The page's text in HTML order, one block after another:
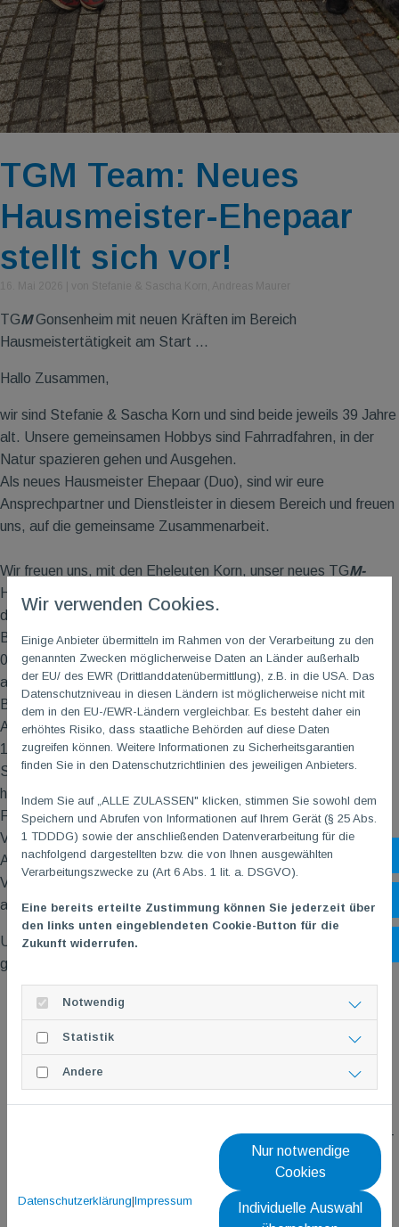
TGM Team: Neues
Hausmeister-Ehepaar
stellt sich vor!
TGMGonsenheim mit neuen Kräften im Bereich
Hausmeistertätigkeit am Start ...
Hallo Zusammen,
wir sind Stefanie & Sascha Korn und sind beide jeweils 39 Jahre
alt. Unsere gemeinsamen Hobbys sind Fahrradfahren, in der
Natur spazieren gehen und Ausgehen.
Als neues Hausmeister Ehepaar (Duo), sind wir eure
Ansprechpartner und Dienstleister in diesem Bereich und freuen
uns, auf die gemeinsame Zusammenarbeit.
Wir freuen uns, mit den Eheleuten Korn, unser neues TGM-
Hausmeister-Ehepaar in unserem TG
dürfen! Im Rahmen eines geringfügigen
Beschäftigungsverhältnisses ist Sascha Korn bereits Anfang
01/2025 als Unterstützung des bisherigen TGMHausmeisters
am Start gewesen. Seit 01.02.2026 wandelte sich dieses
Beschäftigungsverhältnis in eine Vollzeitstelle mit 30
Arbeitsstunden pro Monat. Er ist damit Nachfolger des in
11/2026 ausgeschiedenen Stelleninhabers.
Sascha Korn verfügt über ein sehr ausgeprägtes
handwerkliches Können, welches er als Angestellter einer
Fachfirma im Bereich Fenster- und Türenbau in der
Vergangenheit unter Beweis gestellt hat.
Ab 01.06.2026 wird ihn seine Frau, Stefanie Korn, welche in der
Vergangenheit bei der der Avony Gebäudeservice GbR
angestellt war, in unserer TGMunterstützen.
Um euch einen Einblick in die Tätigkeit unseres neuen Duo´s zu
geben, hier ein Auszug aus den wesentlichen Aufgaben:
Hauptverantwortung Foyer-Bereich
Reinigungsdienst & Reinhaltung von zum Objekt
gehörenden Fenstern, Wegen und Flächen
Schließdienst
Müllentsorgung
Kontrolle und Überwachung u.a. von Lüftungs-, Heizungs-
Durchführung von Sommer- und Winterdienstarbeiten
Durchführung von Kleinreparaturen und Wartungsarbeiten
Wir verwenden Cookies.
Einige Anbieter übermitteln im Rahmen von der Verarbeitung zu den
genannten Zwecken möglicherweise Daten an Länder außerhalb
der EU/ des EWR (Drittlanddatenübermittlung), z.B. in die USA. Das
Datenschutzniveau in diesen Ländern ist möglicherweise nicht mit
dem in den EU-/EWR-Ländern vergleichbar. Es besteht daher ein
erhöhtes Risiko, dass staatliche Behörden auf diese Daten
zugreifen können. Weitere Informationen zu Sicherheitsgarantien
finden Sie in den Datenschutzrichtlinien des jeweiligen Anbieters.
Indem Sie auf „ALLE ZULASSEN" klicken, stimmen Sie sowohl dem
Speichern und Abrufen von Informationen auf Ihrem Gerät (§ 25 Abs.
1 TDDDG) sowie der anschließenden Datenverarbeitung für die
nachfolgend dargestellten bzw. die von Ihnen ausgewählten
Verarbeitungszwecke zu (Art 6 Abs. 1 lit. a. DSGVO).
Eine bereits erteilte Zustimmung können Sie jederzeit über
den links unten eingeblendeten Cookie-Button für die
Zukunft widerrufen.
Notwendig
Statistik
Andere
Datenschutzerklärung|Impressum
Nur notwendige
Cookies
Individuelle Auswahl